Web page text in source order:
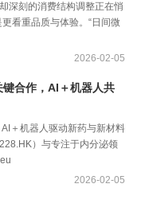
深刻的消费结构调整正在悄
看重品质与体验。“日间微
2026-02-05
合作，AI＋机器人共
＋机器人驱动新药与新材料
）与专注于内分泌领
2026-02-05